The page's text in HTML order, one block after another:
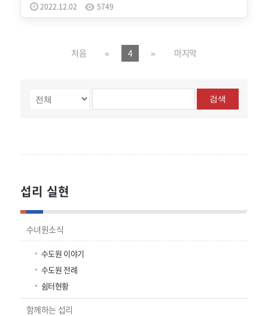
2022.12.02 5749
처음 « 4 » 마지막
검색
섭리 실현
수녀원소식
수도원 이야기
수도원 전례
쉼터현황
함께하는 섭리